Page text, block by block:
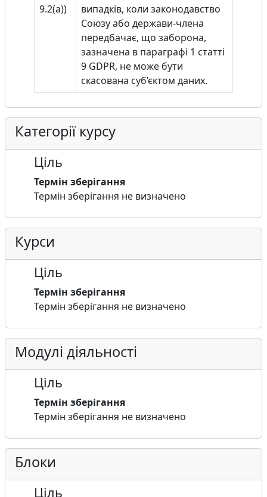
9.2(a))
випадків, коли законодавство
Союзу або держави-члена
передбачає, що заборона,
зазначена в параграфі 1 статті
9 GDPR, не може бути
скасована суб’єктом даних.
Категорії курсу
Ціль
Термін зберігання
Термін зберігання не визначено
Курси
Ціль
Термін зберігання
Термін зберігання не визначено
Модулі діяльності
Ціль
Термін зберігання
Термін зберігання не визначено
Блоки
Ціль